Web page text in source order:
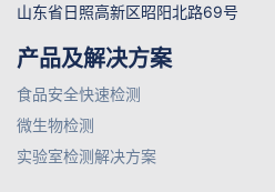
山东省日照高新区昭阳北路69号
产品及解决方案
食品安全快速检测
微生物检测
实验室检测解决方案